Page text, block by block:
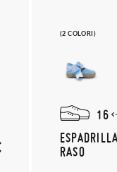
(2 COLORI)
16
RASO